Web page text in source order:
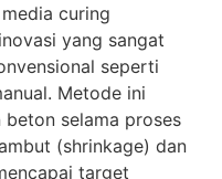
curing
yang sangat
seperti
Metode ini
selama proses
(shrinkage) dan
target